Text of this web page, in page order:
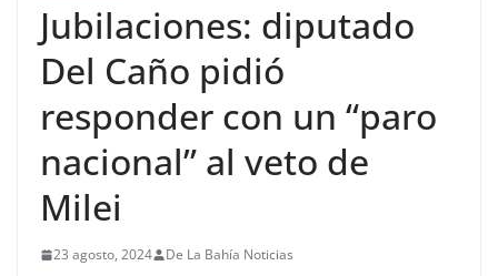
Jubilaciones: diputado
Del Caño pidió
responder con un “paro
nacional” al veto de
Milei
23 agosto, 2024 De La Bahía Noticias